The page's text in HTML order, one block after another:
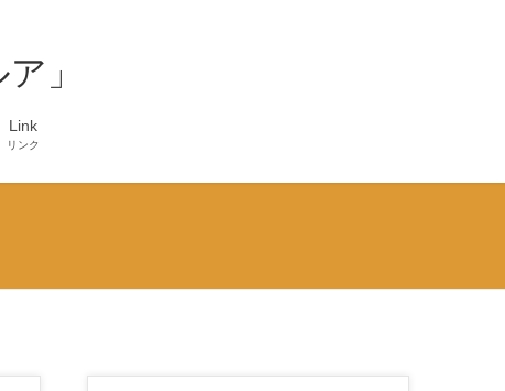
」
Link
リンク